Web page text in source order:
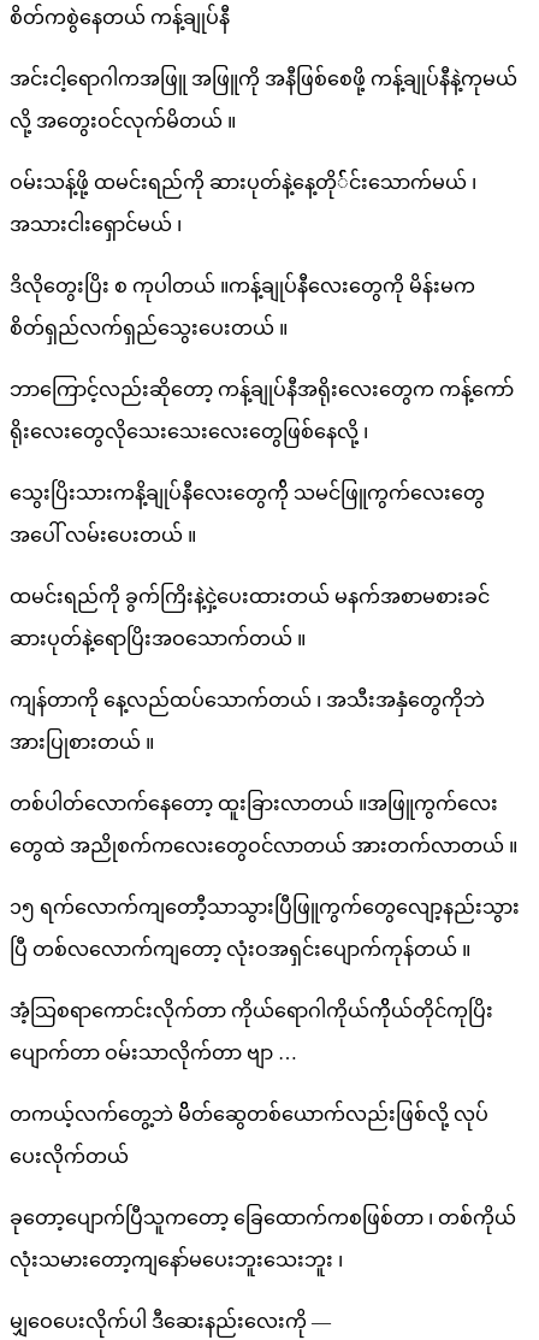
စိတ်ကစွဲနေတယ် ကန့်ချုပ်နီ
အင်းငါ့ရောဂါကအဖြူ အဖြူကို အနီဖြစ်စေဖို့ ကန့်ချုပ်နီနဲ့ကုမယ်
လို့ အတွေးဝင်လုက်မိတယ် ။
ဝမ်းသန့်ဖို့ ထမင်းရည်ကို ဆားပုတ်နဲ့နေ့တို််င်းသောက်မယ် ၊
အသားငါးရှောင်မယ် ၊
ဒိလိုတွေးပြိး စ ကုပါတယ် ။ကန့်ချုပ်နီလေးတွေကို မိန်းမက
စိတ်ရှည်လက်ရှည်သွေးပေးတယ် ။
ဘာကြောင့်လည်းဆိုတော့ ကန့်ချုပ်နီအရိုးလေးတွေက ကန့်ကော်
ရိုးလေးတွေလိုသေးသေးလေးတွေဖြစ်နေလို့ ၊
သွေးပြိးသားကနိ့ချုပ်နီလေးတွေက်ို သမင်ဖြူကွက်လေးတွေ
အပေါ် လမ်းပေးတယ် ။
ထမင်းရည်ကို ခွက်ကြိးနဲ့ငှဲ့ပေးထားတယ် မနက်အစာမစားခင်
ဆားပုတ်နဲ့ရောပြိးအဝသောက်တယ် ။
ကျန်တာကို နေ့လည်ထပ်သောက်တယ် ၊ အသီးအနှံတွေကိုဘဲ
အားပြုစားတယ် ။
တစ်ပါတ်လောက်နေတော့ ထူးခြားလာတယ် ။အဖြူကွက်လေး
တွေထဲ အညိုစက်ကလေးတွေဝင်လာတယ် အားတက်လာတယ် ။
၁၅ ရက်လောက်ကျတောီ့သာသွားပြီဖြူကွက်တွေလျော့နည်းသွား
ပြီ တစ်လလောက်ကျတော့ လုံးဝအရှင်းပျောက်ကုန်တယ် ။
အံ့သြစရာကောင်းလိုက်တာ ကိုယ်ရောဂါကိုယ်ကိိုယ်တိုင်ကုပြိး
ပျောက်တာ ဝမ်းသာလိုက်တာ ဗျာ …
တကယ့်လက်တွေ့ဘဲ မိိတ်ဆွေတစ်ယောက်လည်းဖြစ်လို့ လုပ်
ပေးလိုက်တယ်
ခုတော့ပျောက်ပြီသူကတော့ ခြေထောက်ကစဖြစ်တာ ၊ တစ်ကိုယ်
လုံးသမားတော့ကျနော်မပေးဘူးသေးဘူး ၊
မျှဝေပေးလိုက်ပါ ဒီဆေးနည်းလေးကို —